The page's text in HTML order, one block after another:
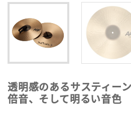
透明感のあるサスティー
倍音、そして明るい音色